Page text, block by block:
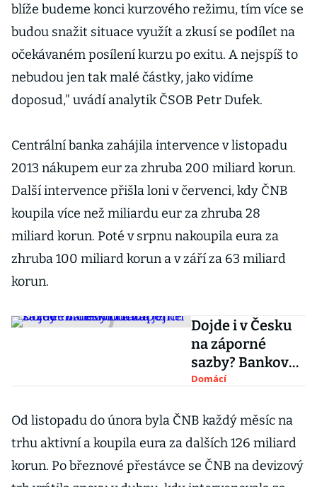
blíže budeme konci kurzového režimu, tím více se
budou snažit situace využít a zkusí se podílet na
očekávaném posílení kurzu po exitu. A nejspíš to
nebudou jen tak malé částky, jako vidíme
doposud," uvádí analytik ČSOB Petr Dufek.
Centrální banka zahájila intervence v listopadu
2013 nákupem eur za zhruba 200 miliard korun.
Další intervence přišla loni v červenci, kdy ČNB
koupila více než miliardu eur za zhruba 28
miliard korun. Poté v srpnu nakoupila eura za
zhruba 100 miliard korun a v září za 63 miliard
korun.
Dojde i v Česku
na záporné
sazby? Bankovní
rada jejich
nevyloučila
Domácí
Od listopadu do února byla ČNB každý měsíc na
trhu aktivní a koupila eura za dalších 126 miliard
korun. Po březnové přestávce se ČNB na devizový